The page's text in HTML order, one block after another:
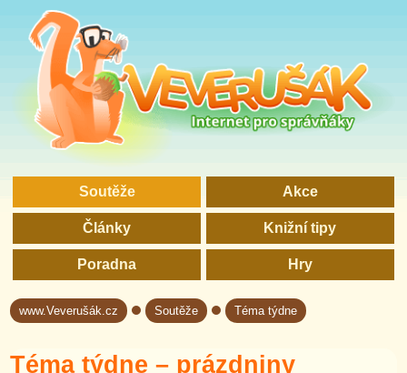
Soutěže Akce
Články Knižní tipy
Poradna Hry
www.Veverušák.cz→ Soutěže→ Téma týdne
Téma týdne – prázdniny